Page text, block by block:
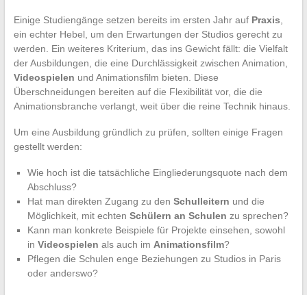
Einige Studiengänge setzen bereits im ersten Jahr auf Praxis
ein echter Hebel, um den Erwartungen der Studios gerecht zu
werden. Ein weiteres Kriterium, das ins Gewicht fällt: die Vielfalt
der Ausbildungen, die eine Durchlässigkeit zwischen Animation,
Videospielen und Animationsfilm bieten. Diese
Überschneidungen bereiten auf die Flexibilität vor, die die
Animationsbranche verlangt, weit über die reine Technik hinaus.
Um eine Ausbildung gründlich zu prüfen, sollten einige Fragen
gestellt werden:
Wie hoch ist die tatsächliche Eingliederungsquote nach dem
Abschluss?
Hat man direkten Zugang zu den Schulleitern und die
Möglichkeit, mit echten Schülern an Schulen zu sprechen?
Kann man konkrete Beispiele für Projekte einsehen, sowohl
in Videospielen als auch im Animationsfilm?
Pflegen die Schulen enge Beziehungen zu Studios in Paris
oder anderswo?